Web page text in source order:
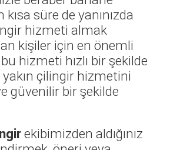
süre de yanınızda
hizmeti almak
kişiler için en önemli
hizmeti hızlı bir şekilde
çilingir hizmetini
güvenilir bir şekilde
ekibimizden aldığınız